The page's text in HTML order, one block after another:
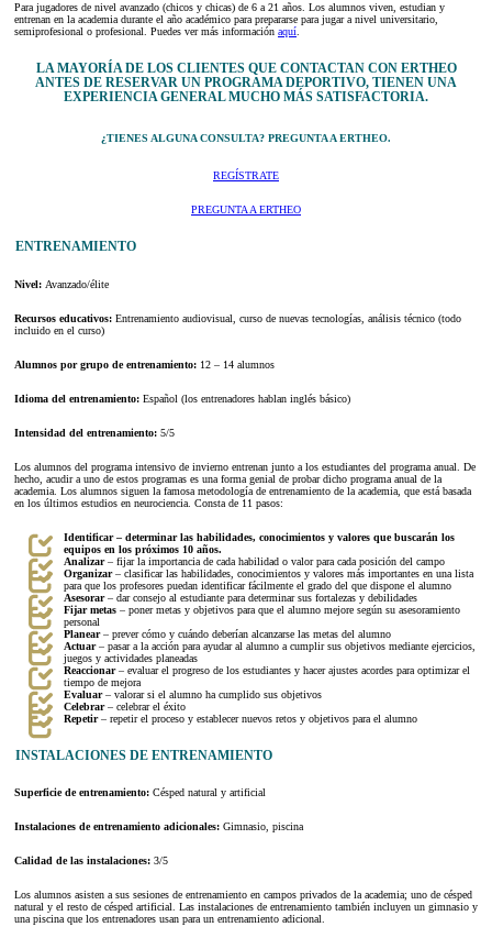
Para jugadores de nivel avanzado (chicos y chicas) de 6 a 21 años. Los alumnos viven, estudian y
entrenan en la academia durante el año académico para prepararse para jugar a nivel universitario,
semiprofesional o profesional. Puedes ver más información aquí.
LA MAYORÍA DE LOS CLIENTES QUE CONTACTAN CON ERTHEO
ANTES DE RESERVAR UN PROGRAMA DEPORTIVO, TIENEN UNA
EXPERIENCIA GENERAL MUCHO MÁS SATISFACTORIA.
¿TIENES ALGUNA CONSULTA? PREGUNTA A ERTHEO.
REGÍSTRATE
PREGUNTA A ERTHEO
ENTRENAMIENTO
Nivel: Avanzado/élite
Recursos educativos: Entrenamiento audiovisual, curso de nuevas tecnologías, análisis técnico (todo
incluido en el curso)
Alumnos por grupo de entrenamiento: 12 – 14 alumnos
Idioma del entrenamiento: Español (los entrenadores hablan inglés básico)
Intensidad del entrenamiento: 5/5
Los alumnos del programa intensivo de invierno entrenan junto a los estudiantes del programa anual. De
hecho, acudir a uno de estos programas es una forma genial de probar dicho programa anual de la
academia. Los alumnos siguen la famosa metodología de entrenamiento de la academia, que está basada
en los últimos estudios en neurociencia. Consta de 11 pasos:
Identificar – determinar las habilidades, conocimientos y valores que buscarán los
equipos en los próximos 10 años.
Analizar– fijar la importancia de cada habilidad o valor para cada posición del campo
Organizar– clasificar las habilidades, conocimientos y valores más importantes en una lista
para que los profesores puedan identificar fácilmente el grado del que dispone el alumno
Asesorar– dar consejo al estudiante para determinar sus fortalezas y debilidades
Fijar metas – poner metas y objetivos para que el alumno mejore según su asesoramiento
personal
Planear– prever cómo y cuándo deberían alcanzarse las metas del alumno
Actuar– pasar a la acción para ayudar al alumno a cumplir sus objetivos mediante ejercicios,
juegos y actividades planeadas
Reaccionar– evaluar el progreso de los estudiantes y hacer ajustes acordes para optimizar el
tiempo de mejora
Evaluar– valorar si el alumno ha cumplido sus objetivos
Celebrar– celebrar el éxito
Repetir– repetir el proceso y establecer nuevos retos y objetivos para el alumno
INSTALACIONES DE ENTRENAMIENTO
Superficie de entrenamiento: Césped natural y artificial
Instalaciones de entrenamiento adicionales: Gimnasio, piscina
Calidad de las instalaciones: 3/5
Los alumnos asisten a sus sesiones de entrenamiento en campos privados de la academia; uno de césped
natural y el resto de césped artificial. Las instalaciones de entrenamiento también incluyen un gimnasio y
una piscina que los entrenadores usan para un entrenamiento adicional.